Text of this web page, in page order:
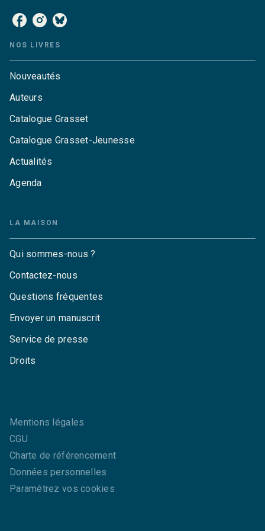
NOS LIVRES
Nouveautés
Auteurs
Catalogue Grasset
Catalogue Grasset-Jeunesse
Actualités
Agenda
LA MAISON
Qui sommes-nous ?
Contactez-nous
Questions fréquentes
Envoyer un manuscrit
Service de presse
Droits
Mentions légales
CGU
Charte de référencement
Données personnelles
Paramétrez vos cookies